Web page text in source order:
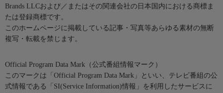
Brands LLCおよび／またはその関連会社の日本国内における商標ま
たは登録商標です。
このホームページに掲載している記事・写真等あらゆる素材の無断
複写・転載を禁じます。
Official Program Data Mark（公式番組情報マーク）
このマークは「Official Program Data Mark」といい、テレビ番組の公
式情報である「SI(Service Information)情報」を利用したサービスに